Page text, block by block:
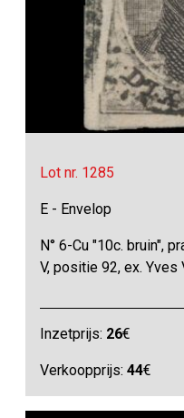
Lot nr. 1285
E - Envelop
N° 6-Cu "10c. bruin",
V, positie 92, ex.
Inzetprijs: 26€
Verkoopprijs:44€